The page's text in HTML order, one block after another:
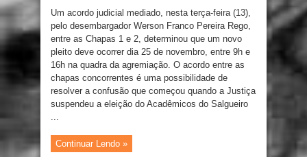
Um acordo judicial mediado, nesta terça-feira (13),
pelo desembargador Werson Franco Pereira Rego,
entre as Chapas 1 e 2, determinou que um novo
pleito deve ocorrer dia 25 de novembro, entre 9h e
16h na quadra da agremiação. O acordo entre as
chapas concorrentes é uma possibilidade de
resolver a confusão que começou quando a Justiça
suspendeu a eleição do Acadêmicos do Salgueiro
...
Continuar Lendo »